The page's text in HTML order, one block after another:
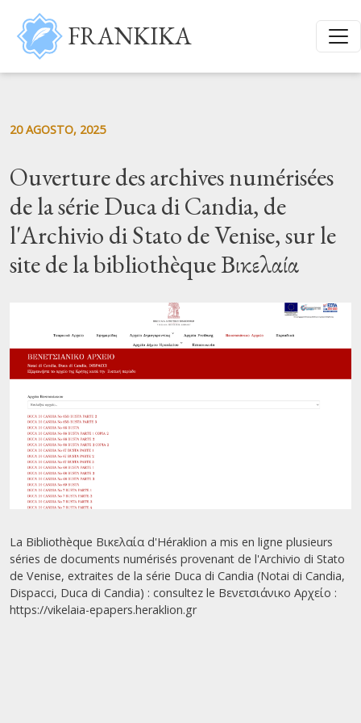
Salta al contenuto principale
FRANKIKA
20 AGOSTO, 2025
Ouverture des archives numérisées
de la série Duca di Candia, de
l'Archivio di Stato de Venise, sur le
site de la bibliothèque Βικελαία
La Bibliothèque Βικελαία d'Héraklion a mis en ligne plusieurs
séries de documents numérisés provenant de l'Archivio di Stato
de Venise, extraites de la série Duca di Candia (Notai di Candia,
Dispacci, Duca di Candia) : consultez le Βενετσιάνικο Αρχείο :
https://vikelaia-epapers.heraklion.gr